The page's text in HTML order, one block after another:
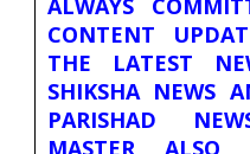
ALWAYS
CONTENT
THE LATEST
SHIKSHA NEWS
PARISHAD
MASTER ALSO